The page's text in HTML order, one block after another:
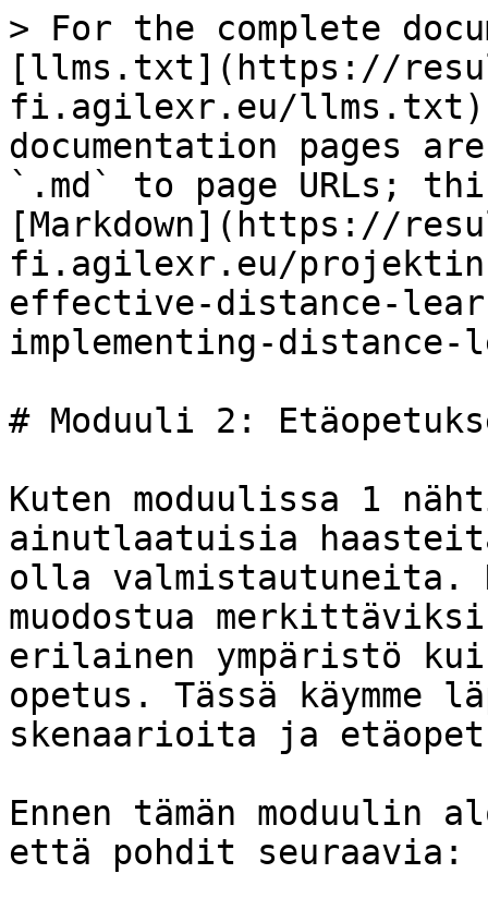
> For the complete
[llms.txt](https://
fi.agilexr.eu/llms.txt).
documentation pages
`.md` to page URLs;
[Markdown](https://
fi.agilexr.eu/
effective-distance-
implementing-distance-
# Moduuli 2:
Kuten moduulissa 1
ainutlaatuisia
olla valmistautuneita.
muodostua
erilainen ympäristö
opetus. Tässä
skenaarioita ja
Ennen tämän moduulin
että pohdit seuraavia: